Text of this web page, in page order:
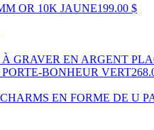
OR 10K JAUNE199.00 $
GRAVER EN ARGENT
BONHEUR VERT
EN FORME DE U